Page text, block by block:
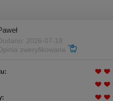
2026-07-18
zweryfikowana